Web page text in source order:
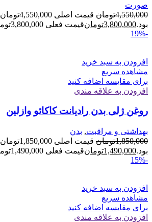
صورت
4,550,000تومان
قیمت اصلی 4,550,000تومان
بود.3,800,000تومانقیمت فعلی 3,800,000تومان است.
-19%
افزودن به سبد خرید
مشاهده سریع
برای مقایسه اضافه کنید
افزودن به علاقه مندی
روغن ژلی بدن رادیانت کاکائو وازلین
بهداشتی و مراقبت, بدن
1,850,000تومان
قیمت اصلی 1,850,000تومان
بود.1,490,000تومانقیمت فعلی 1,490,000تومان است.
-15%
افزودن به سبد خرید
مشاهده سریع
برای مقایسه اضافه کنید
افزودن به علاقه مندی